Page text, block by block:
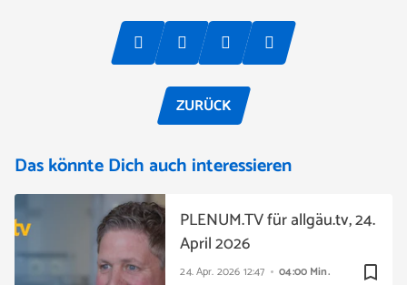
ZURÜCK
Das könnte Dich auch interessieren
bookmark_border
24. Apr. 2026 12:47 04:00 Min.
PLENUM.TV für allgäu.tv, 24.
April 2026